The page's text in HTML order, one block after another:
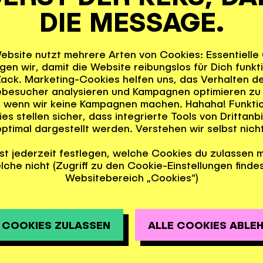
durch unsere Website
interessieren. Auch
Einstellungen:
von Cookies
anhand Ihrer
der Cookies
DIE MESSAGE.
nutzt mehrere Arten von Cookies: Essentielle
wir, damit die Website reibungslos für Dich
Marketing-Cookies helfen uns, das Verhalten
analysieren und Kampagnen optimieren zu
wenn wir keine Kampagnen machen. Hahaha!
stellen sicher, dass integrierte Tools von
dargestellt werden. Verstehen wir selbst
jederzeit festlegen, welche Cookies du zulassen
nicht (Zugriff zu den Cookie-Einstellungen
Websitebereich „Cookies“)
ZULASSEN ALLE COOKIES